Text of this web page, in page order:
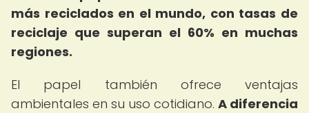
más reciclados en el mundo, con tasas de
reciclaje que superan el 60% en muchas
regiones.
El papel también ofrece ventajas
ambientales en su uso cotidiano. A diferencia